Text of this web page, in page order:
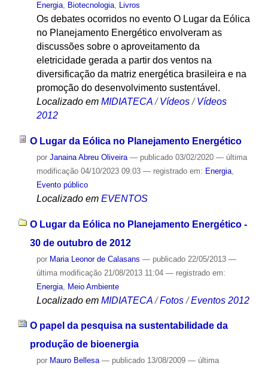
Energia, Biotecnologia, Livros
Os debates ocorridos no evento O Lugar da Eólica
no Planejamento Energético envolveram as
discussões sobre o aproveitamento da
eletricidade gerada a partir dos ventos na
diversificação da matriz energética brasileira e na
promoção do desenvolvimento sustentável.
Localizado em MIDIATECA /Vídeos /Vídeos
2012
O Lugar da Eólica no Planejamento Energético
por Janaina Abreu Oliveira — publicado03/02/2020 — última
modificação04/10/2023 09:03 — registrado em: Energia,
Evento público
Localizado em EVENTOS
O Lugar da Eólica no Planejamento Energético -
30 de outubro de 2012
por Maria Leonor de Calasans — publicado22/05/2013 —
última modificação21/08/2013 11:04 — registrado em:
Energia, Meio Ambiente
Localizado em MIDIATECA /Fotos /Eventos 2012
O papel da pesquisa na sustentabilidade da
produção de bioenergia
por Mauro Bellesa — publicado13/08/2009 — última